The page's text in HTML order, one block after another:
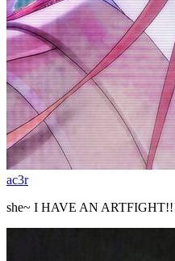
ac3r
she~ I HAVE AN ARTFIGHT!!!